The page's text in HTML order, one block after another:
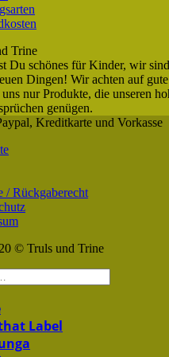
Trine
Du schönes für Kinder, wir
Dingen! Wir achten auf
nur Produkte, die unseren
genügen.
/ Rückgaberecht
© Truls und Trine
Label